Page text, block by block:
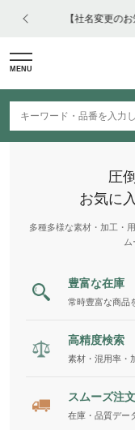
【社名変更の
MENU
圧
お気に
多種多様な素材・加工・
豊富な在庫
常時豊富な商品
高精度検索
素材・混用率・
スムーズ注文
在庫・品質デー